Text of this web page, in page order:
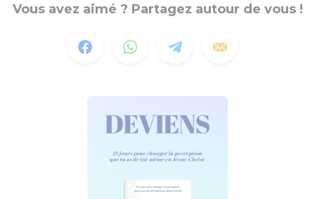
Vous avez aimé ? Partagez autour de vous !